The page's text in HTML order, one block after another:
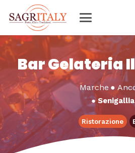
Bar Gelateria
Marche ●
●Senigallia
Ristorazione